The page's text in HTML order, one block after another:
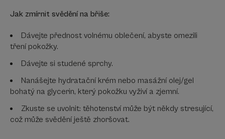
Jak zmírnit svědění na břiše:
Dávejte přednost volnému oblečení, abyste omezili
tření pokožky.
Dávejte si studené sprchy.
Nanášejte hydratační krém nebo masážní olej/gel
bohatý na glycerin, který pokožku vyživí a zjemní.
Zkuste se uvolnit: těhotenství může být někdy stresující,
což může svědění ještě zhoršovat.